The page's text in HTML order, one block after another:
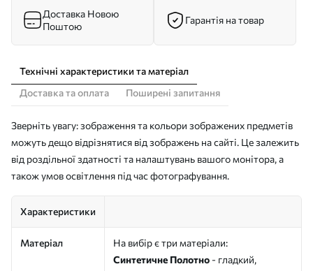
Доставка Новою
Поштою
Гарантія на товар
Технічні характеристики та матеріал
Доставка та оплата
Поширені запитання
Зверніть увагу: зображення та кольори зображених предметів
можуть дещо відрізнятися від зображень на сайті. Це залежить
від роздільної здатності та налаштувань вашого монітора, а
також умов освітлення під час фотографування.
Характеристики
Матеріал
На вибір є три матеріали:
Синтетичне Полотно - гладкий,